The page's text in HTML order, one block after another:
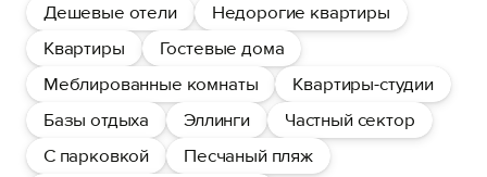
Дешевые отели
Недорогие квартиры
Квартиры
Гостевые дома
Меблированные комнаты
Квартиры-студии
Базы отдыха
Эллинги
Частный сектор
С парковкой
Песчаный пляж